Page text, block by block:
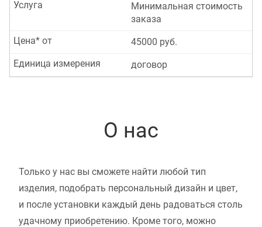
Минимальная стоимость
заказа
Услуга
45000 руб.
Цена* от
договор
Единица измерения
О нас
Только у нас вы сможете найти любой тип
изделия, подобрать персональный дизайн и цвет,
и после установки каждый день радоваться столь
удачному приобретению. Кроме того, можно